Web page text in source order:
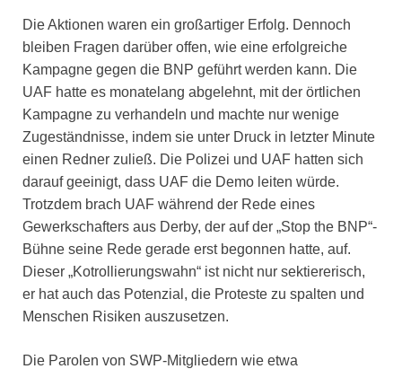
Die Aktionen waren ein großartiger Erfolg. Dennoch
bleiben Fragen darüber offen, wie eine erfolgreiche
Kampagne gegen die BNP geführt werden kann. Die
UAF hatte es monatelang abgelehnt, mit der örtlichen
Kampagne zu verhandeln und machte nur wenige
Zugeständnisse, indem sie unter Druck in letzter Minute
einen Redner zuließ. Die Polizei und UAF hatten sich
darauf geeinigt, dass UAF die Demo leiten würde.
Trotzdem brach UAF während der Rede eines
Gewerkschafters aus Derby, der auf der „Stop the BNP“-
Bühne seine Rede gerade erst begonnen hatte, auf.
Dieser „Kotrollierungswahn“ ist nicht nur sektiererisch,
er hat auch das Potenzial, die Proteste zu spalten und
Menschen Risiken auszusetzen.
Die Parolen von SWP-Mitgliedern wie etwa